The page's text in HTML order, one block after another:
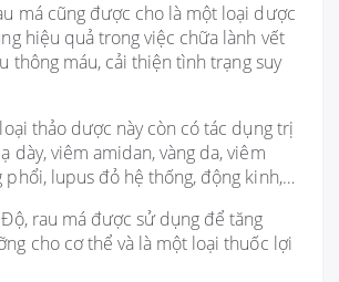
má cũng được cho là một loại dược
hiệu quả trong việc chữa lành vết
thông máu, cải thiện tình trạng suy
thảo dược này còn có tác dụng trị
dày, viêm amidan, vàng da, viêm
phổi, lupus đỏ hệ thống, động kinh,…
rau má được sử dụng để tăng
cho cơ thể và là một loại thuốc lợi